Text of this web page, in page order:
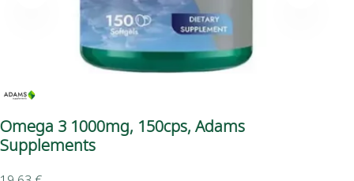
Omega 3 1000mg, 150cps, Adams
Supplements